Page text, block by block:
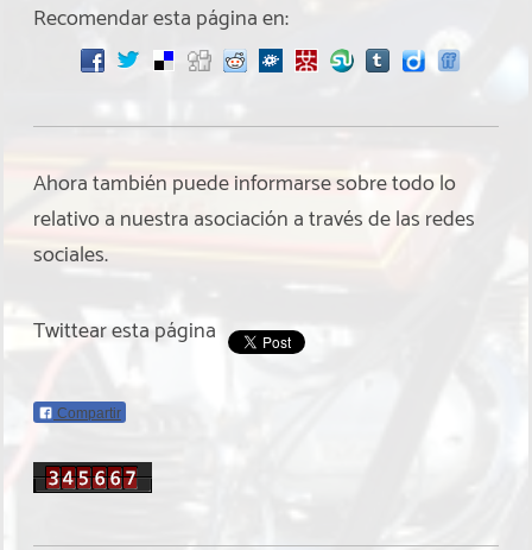
Recomendar esta página en:
Ahora también puede informarse sobre todo lo
relativo a nuestra asociación a través de las redes
sociales.
Twittear esta página
Compartir